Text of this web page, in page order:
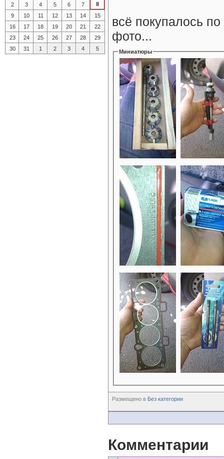
всё покупалось
фото...
Миниатюры
Размещено в Без категории
Комментарии
2
3 4 5 6 7
8
9
10 11 12 13 14
15
16
17 18 19 20 21
22
23
24 25 26 27 28
29
30
31 1 2 3 4 5